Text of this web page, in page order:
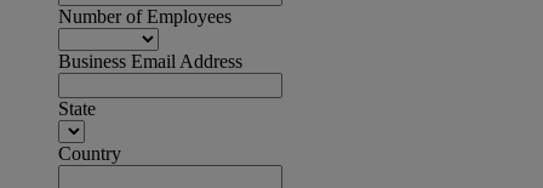
Number of Employees
Business Email Address
State
Country